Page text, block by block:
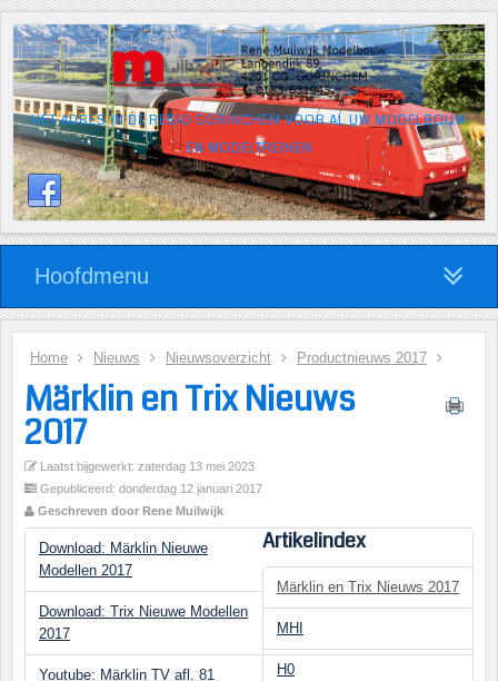
HÉT ADRES IN DE REGIO GORINCHEM VOOR AL UW MODELBOUW
EN MODELTREINEN
Hoofdmenu
Home Nieuws Nieuwsoverzicht Productnieuws 2017
Märklin en Trix Nieuws
2017
Laatst bijgewerkt: zaterdag 13 mei 2023
Gepubliceerd: donderdag 12 januari 2017
Geschreven door Rene Muilwijk
Artikelindex
Märklin en Trix Nieuws 2017
MHI
H0
Download: Märklin Nieuwe
Modellen 2017
Download: Trix Nieuwe Modellen
2017
Youtube: Märklin TV afl. 81